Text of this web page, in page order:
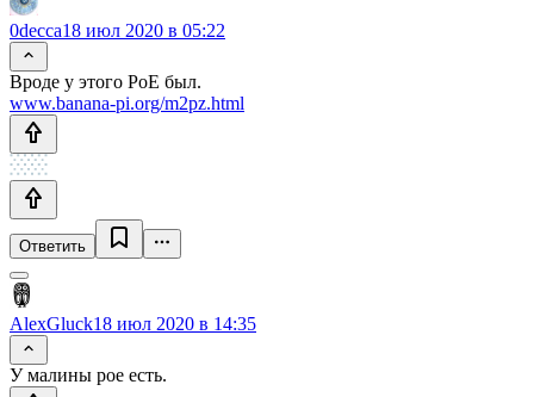
0decca18 июл 2020 в 05:22
Вроде у этого PoE был.
www.banana-pi.org/m2pz.html
Ответить
AlexGluck18 июл 2020 в 14:35
У малины рое есть.